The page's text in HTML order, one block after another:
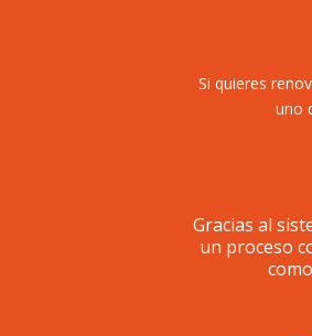
Si quieres
uno
Gracias al
un proceso